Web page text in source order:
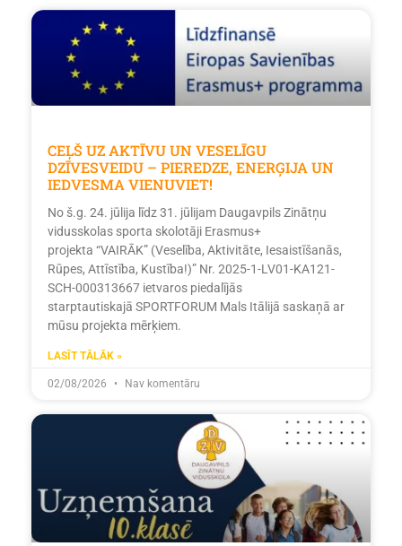
CEĻŠ UZ AKTĪVU UN VESELĪGU
DZĪVESVEIDU – PIEREDZE, ENERĢIJA UN
IEDVESMA VIENUVIET!
No š.g. 24. jūlija līdz 31. jūlijam Daugavpils Zinātņu
vidusskolas sporta skolotāji Erasmus+
projekta “VAIRĀK” (Veselība, Aktivitāte, Iesaistīšanās,
Rūpes, Attīstība, Kustība!)” Nr. 2025-1-LV01-KA121-
SCH-000313667 ietvaros piedalījās
starptautiskajā SPORTFORUM Mals Itālijā saskaņā ar
mūsu projekta mērķiem.
LASĪT TĀLĀK »
02/08/2026 Nav komentāru